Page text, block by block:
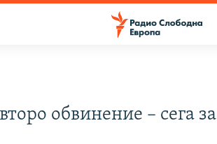
обвинение – сега за